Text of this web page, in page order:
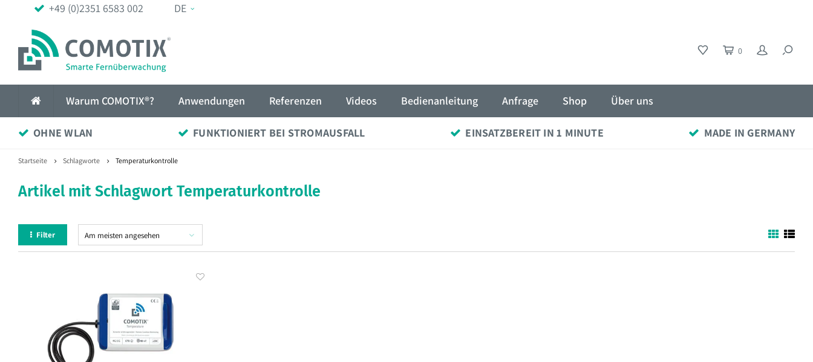
+49 (0)2351 6583 002 DE
0
Warum COMOTIX®? Anwendungen Referenzen Videos Bedienanleitung Anfrage Shop Über uns
OHNE WLAN FUNKTIONIERT BEI STROMAUSFALL EINSATZBEREIT IN 1 MINUTE MADE IN GERMANY
Startseite Schlagworte Temperaturkontrolle
Artikel mit Schlagwort Temperaturkontrolle
Filter Am meisten angesehen